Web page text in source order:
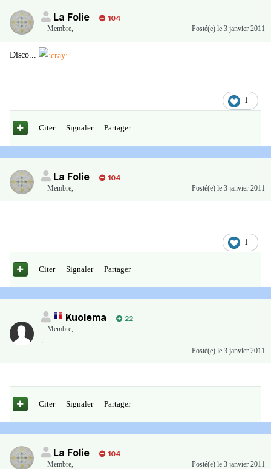
La Folie
104
Membre, Posté(e) le 3 janvier 2011
Disco...
1
Citer Signaler Partager
La Folie
104
Membre
Posté(e) le 3 janvier 2011
1
Citer Signaler Partager
Kuolema
22
Membre,
,
Posté(e) le 3 janvier 2011
Citer Signaler Partager
La Folie
104
Membre, Posté(e) le 3 janvier 2011